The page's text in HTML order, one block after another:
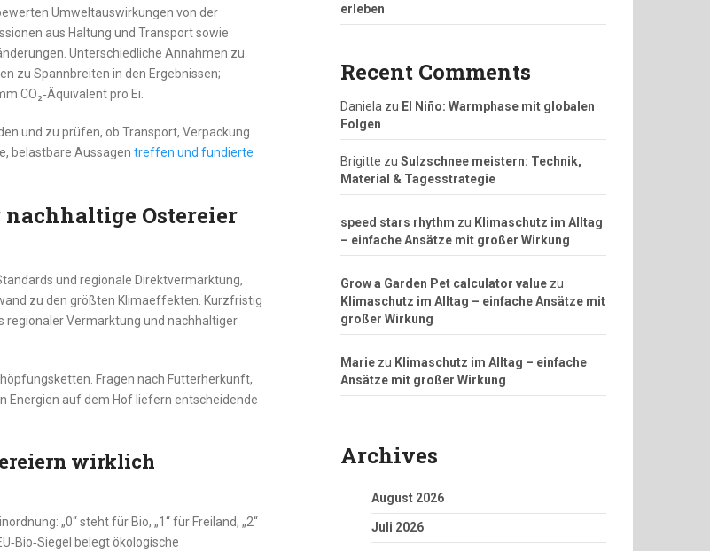
Umweltauswirkungen von der
aus Haltung und Transport sowie
Unterschiedliche Annahmen zu
zu Spannbreiten in den Ergebnissen;
CO₂‑Äquivalent pro Ei.
und zu prüfen, ob Transport, Verpackung
belastbare Aussagen treffen und fundierte
Ostereier
und regionale Direktvermarktung,
zu den größten Klimaeffekten. Kurzfristig
regionaler Vermarktung und nachhaltiger
Fragen nach Futterherkunft,
Energien auf dem Hof liefern entscheidende
wirklich
„0“ steht für Bio, „1“ für Freiland, „2“
belegt ökologische
erleben
Recent Comments
Daniela zu El Niño: Warmphase mit globalen
Folgen
Brigitte zu Sulzschnee meistern: Technik,
Material & Tagesstrategie
speed stars rhythm zu Klimaschutz im Alltag
– einfache Ansätze mit großer Wirkung
Grow a Garden Pet calculator value zu
Klimaschutz im Alltag – einfache Ansätze mit
großer Wirkung
Marie zu Klimaschutz im Alltag – einfache
Ansätze mit großer Wirkung
Archives
August 2026
Juli 2026